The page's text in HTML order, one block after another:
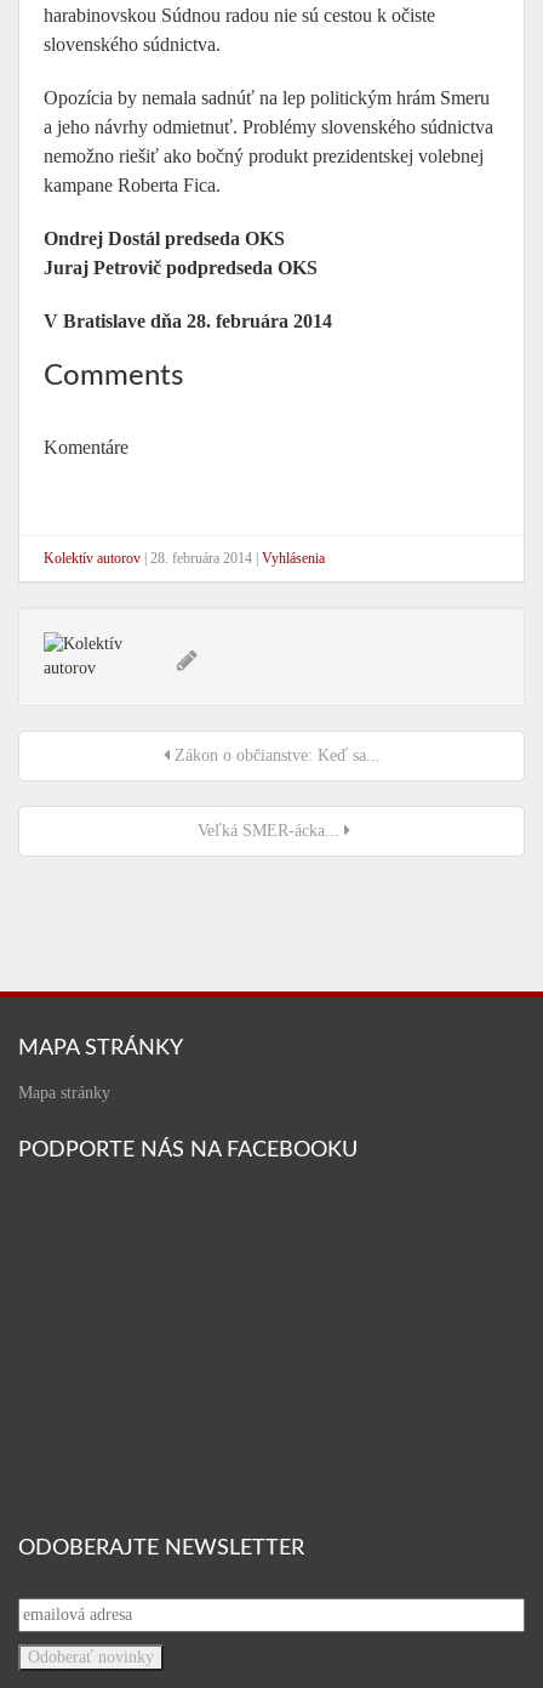
harabinovskou Súdnou radou nie sú cestou k očiste
slovenského súdnictva.
Opozícia by nemala sadnúť na lep politickým hrám Smeru
a jeho návrhy odmietnuť. Problémy slovenského súdnictva
nemožno riešiť ako bočný produkt prezidentskej volebnej
kampane Roberta Fica.
Ondrej Dostál predseda OKS
Juraj Petrovič podpredseda OKS
V Bratislave dňa 28. februára 2014
Comments
Komentáre
Kolektív autorov 28. februára 2014 Vyhlásenia
Zákon o občianstve: Keď sa...
Veľká SMER-ácka...
MAPA STRÁNKY
Mapa stránky
PODPORTE NÁS NA FACEBOOKU
ODOBERAJTE NEWSLETTER